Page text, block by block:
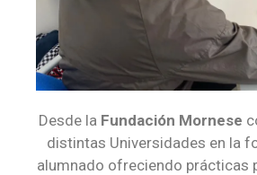
Desde la Fundación Mornese
distintas Universidades en la
alumnado ofreciendo prácticas